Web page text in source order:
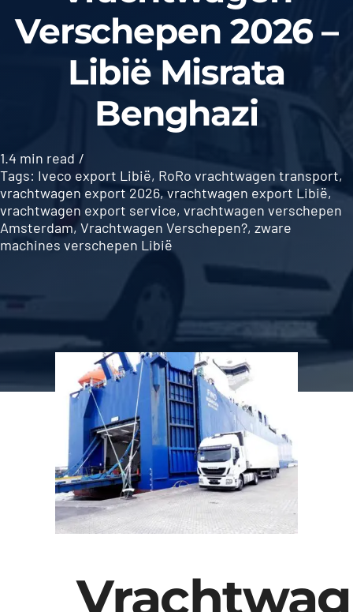
Verschepen 2026 –
Libië Misrata
Benghazi
1.4 min read /
Tags: Iveco export Libië, RoRo vrachtwagen transport,
vrachtwagen export 2026, vrachtwagen export Libië,
vrachtwagen export service, vrachtwagen verschepen
Amsterdam, Vrachtwagen Verschepen?, zware
machines verschepen Libië